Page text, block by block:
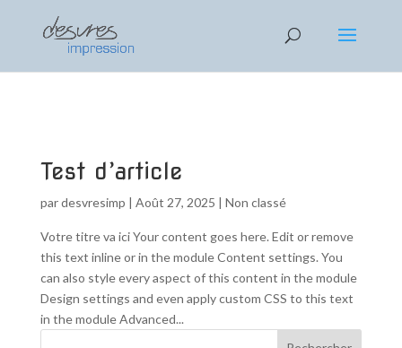
Test d’article
pardesvresimp | Août 27, 2025 | Non classé
Votre titre va ici Your content goes here. Edit or remove
this text inline or in the module Content settings. You
can also style every aspect of this content in the module
Design settings and even apply custom CSS to this text
in the module Advanced...